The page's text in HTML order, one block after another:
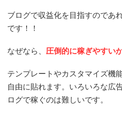
ブログで収益化を目指すのであれ
です！！
なぜなら、 圧倒的に稼ぎやすい
テンプレートやカスタマイズ機
自由に貼れます。いろいろな広
ログで稼ぐのは難しいです。